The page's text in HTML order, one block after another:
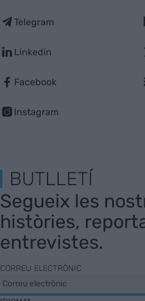
Telegram
Linkedin
Facebook
Instagram
BUTLLETÍ
Segueix les
històries,
entrevistes.
CORREU ELECTRÒNIC